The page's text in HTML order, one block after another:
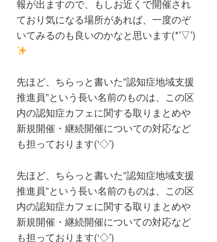
報が出ますので、もしお近くで開催され
ており気になる場所があれば、一度のぞ
いてみるのも良いのかなと思います(*’▽’)
先ほど、ちらっと書いた”認知症地域支援
推進員”という長い名前のものは、この区
内の認知症カフェに関する取りまとめや
新規開催・継続開催についての対応など
も担っております(‘◇’)ゞ
先ほど、ちらっと書いた”認知症地域支援
推進員”という長い名前のものは、この区
内の認知症カフェに関する取りまとめや
新規開催・継続開催についての対応など
も担っております(‘◇’)ゞ